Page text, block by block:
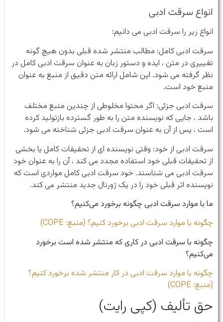
انواع سرقت ادبی
انواع زیر را سرقت ادبی می دانیم:
سرقت ادبی کامل: مطالب منتشر شده قبلی بدون هیچ گونه
تغییری در متن ، ایده و دستور زبان به عنوان سرقت ادبی کامل در
نظر گرفته می شود. این شامل ارائه متن دقیق از منبع به عنوان
منبع خود است.
سرقت ادبی جزئی: اگر محتوا مخلوطی از چندین منبع مختلف
باشد ، جایی که نویسنده متن را به طور گسترده بازتولید کرده
است ، پس از آن به عنوان سرقت ادبی جزئی شناخته می شود.
سرقت ادبی از خود: وقتی نویسنده ای از تحقیقات کامل یا بخشی
از تحقیقات قبلی خود استفاده مجدد می کند ، آن را به عنوان خود
سرقت ادبی می شناسند. خود سرقت ادبی کامل مواردی است که
نویسنده اثر قبلی خود را در یک ژورنال جدید منتشر می کند.
ما با موارد سرقت ادبی چگونه برخورد می‌کنیم؟
چگونه با موارد سرقت ادبی برخورد کنیم؟ (منبع: COPE)
چگونه با سرقت ادبی در کاری که منتشر شده است برخورد
می‌کنیم؟
چگونه با موارد سرقت ادبی در کار منتشر شده برخورد کنیم؟
(منبع: COPE)
حق تألیف (کپی رایت)